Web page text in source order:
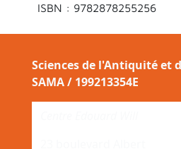
ISBN : 9782878255256
Sciences de l'Antiquité et
SAMA / 199213354E